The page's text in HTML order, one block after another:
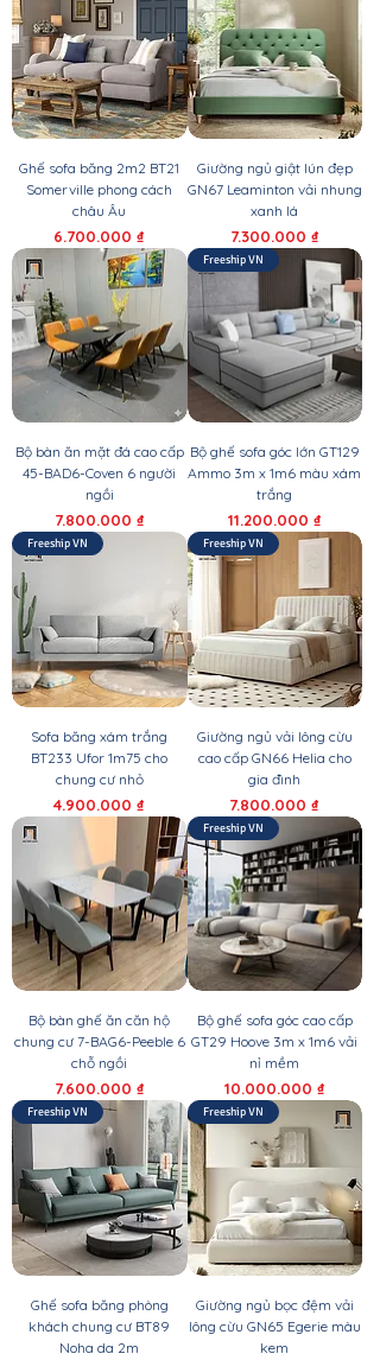
Ghế sofa băng 2m2 BT21
Somerville phong cách
châu Âu
Giá
6.700.000 ₫
Giường ngủ giật lún đẹp
GN67 Leaminton vải nhung
xanh lá
Giá
7.300.000 ₫
Bộ bàn ăn mặt đá cao cấp
45-BAD6-Coven 6 người
ngồi
Giá
7.800.000 ₫
Freeship VN
Bộ ghế sofa góc lớn GT129
Ammo 3m x 1m6 màu xám
trắng
Giá
11.200.000 ₫
Freeship VN
Sofa băng xám trắng
BT233 Ufor 1m75 cho
chung cư nhỏ
Giá
4.900.000 ₫
Freeship VN
Giường ngủ vải lông cừu
cao cấp GN66 Helia cho
gia đình
Giá
7.800.000 ₫
Bộ bàn ghế ăn căn hộ
chung cư 7-BAG6-Peeble 6
chỗ ngồi
Giá
7.600.000 ₫
Freeship VN
Bộ ghế sofa góc cao cấp
GT29 Hoove 3m x 1m6 vải
nỉ mềm
Giá
10.000.000 ₫
Freeship VN
Ghế sofa băng phòng
khách chung cư BT89
Noha da 2m
Freeship VN
Giường ngủ bọc đệm vải
lông cừu GN65 Egerie màu
kem